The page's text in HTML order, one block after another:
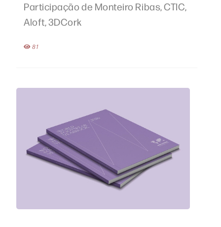
Participação de Monteiro Ribas, CTIC,
Aloft, 3DCork
81